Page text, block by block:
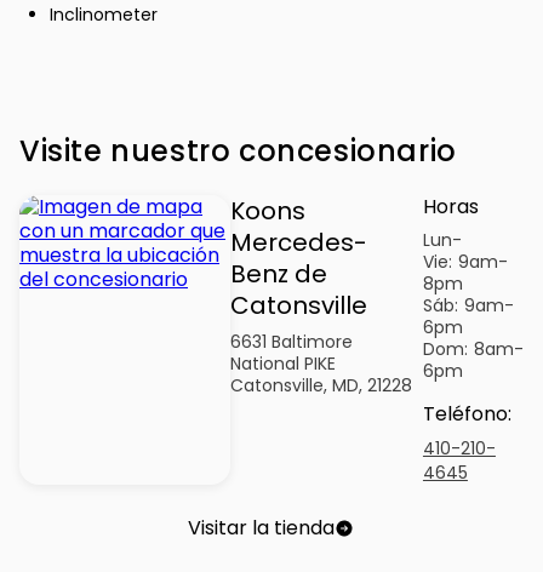
Inclinometer
Visite nuestro concesionario
Koons
Mercedes-
Benz de
Catonsville
6631 Baltimore
National PIKE
Catonsville, MD, 21228
Horas
Lun-
Vie: 9am-
8pm
Sáb: 9am-
6pm
Dom: 8am-
6pm
Teléfono:
410-210-
4645
Visitar la tienda